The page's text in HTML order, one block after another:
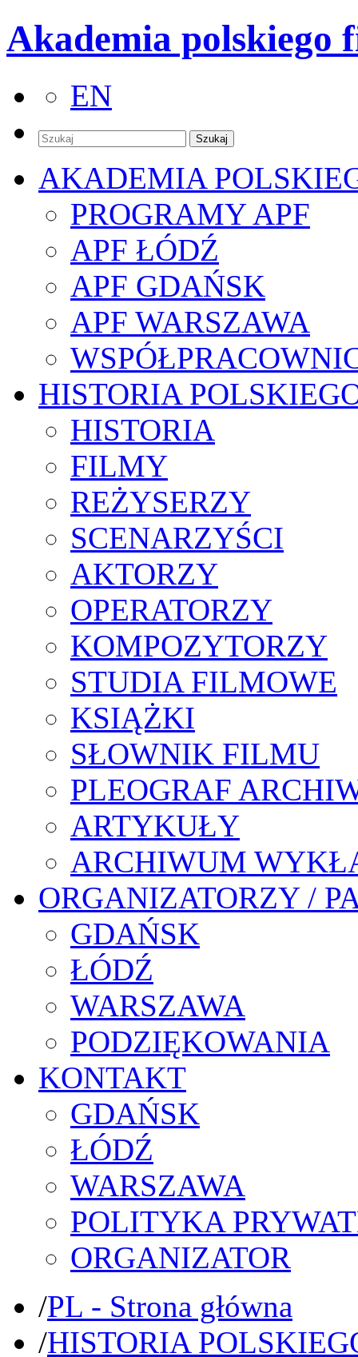
Akademia polskiego
EN
AKADEMIA
PROGRAMY APF
APF ŁÓDŹ
APF GDAŃSK
APF WARSZAWA
HISTORIA
HISTORIA
FILMY
REŻYSERZY
SCENARZYŚCI
AKTORZY
OPERATORZY
KOMPOZYTORZY
STUDIA FILMOWE
KSIĄŻKI
SŁOWNIK FILMU
PLEOGRAF
ARTYKUŁY
ARCHIWUM
ORGANIZATORZY /
GDAŃSK
ŁÓDŹ
WARSZAWA
PODZIĘKOWANIA
KONTAKT
GDAŃSK
ŁÓDŹ
WARSZAWA
POLITYKA
ORGANIZATOR
/PL - Strona główna
/HISTORIA